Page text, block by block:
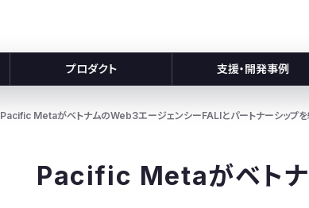
プロダクト 支援・開発事例
Pacific MetaがベトナムのWeb3エージェンシーFALIとパートナーシップ
Pacific Metaがベトナ